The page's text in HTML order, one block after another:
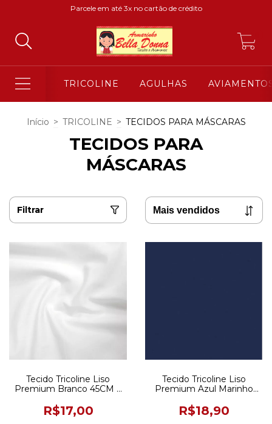
Parcele em até 3x no cartão de crédito
TRICOLINE AGULHAS
Início > TRICOLINE > TECIDOS PARA MÁSCARAS
TECIDOS PARA
MÁSCARAS
Filtrar
Tecido Tricoline Liso
Premium Branco 45CM X
R$17,00
Tecido Tricoline Liso
Premium Azul Marinho
R$18,90